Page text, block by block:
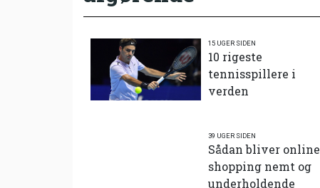
15 UGER SIDEN
10 rigeste
tennisspillere i
verden
39 UGER SIDEN
Sådan bliver online
shopping nemt og
underholdende